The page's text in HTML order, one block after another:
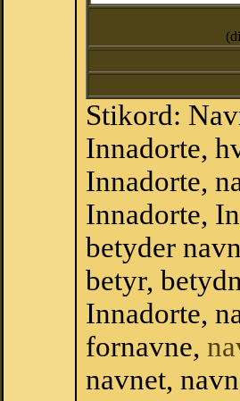
Stikord:
Innadorte,
Innadorte,
Innadorte,
betyder
betyr,
Innadorte,
fornavne,
navnet,